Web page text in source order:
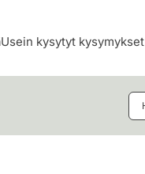
Usein kysytyt kysymykset